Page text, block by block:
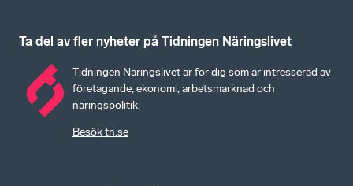
Ta del av fler nyheter på Tidningen Näringslivet
Tidningen Näringslivet är för dig som är intresserad av
företagande, ekonomi, arbetsmarknad och
näringspolitik.
Besök tn.se